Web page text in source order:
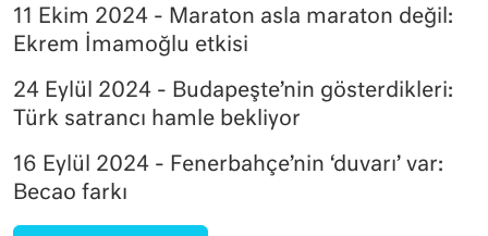
11 Ekim 2024 - Maraton asla maraton değil:
Ekrem İmamoğlu etkisi
24 Eylül 2024 - Budapeşte’nin gösterdikleri:
Türk satrancı hamle bekliyor
16 Eylül 2024 - Fenerbahçe’nin ‘duvarı’ var:
Becao farkı